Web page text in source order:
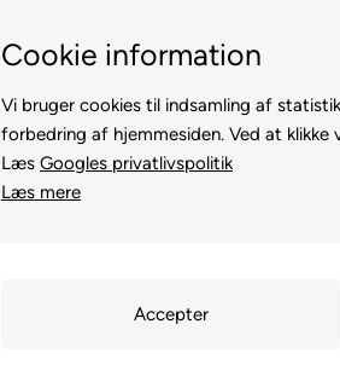
Cookie information
Vi bruger cookies til indsamling af
forbedring af hjemmesiden. Ved at
Læs Googles privatlivspolitik
Læs mere
Vores